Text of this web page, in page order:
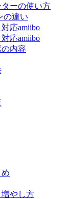
ーの使い方
の違い
応amiibo
応amiibo
内容
やし方